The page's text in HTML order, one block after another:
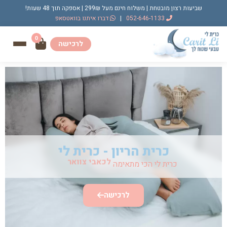
שביעות רצון מובטחת | משלוח חינם מעל 299₪ | אספקה תוך 48 שעות!
| דברו איתנו בוואטסאפ
לרכישה
0
כרית הריון - כרית לי
כרית לי הכי מתאימהלכאבי צוואר
לרכישה